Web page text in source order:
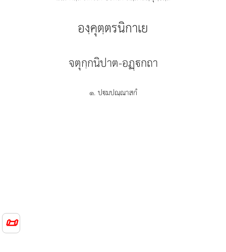
📜
องฺคุตฺตรนิกาเย
จตุกฺกนิปาต-อฏฺกถา
๑. ปมปณฺณาสกํ